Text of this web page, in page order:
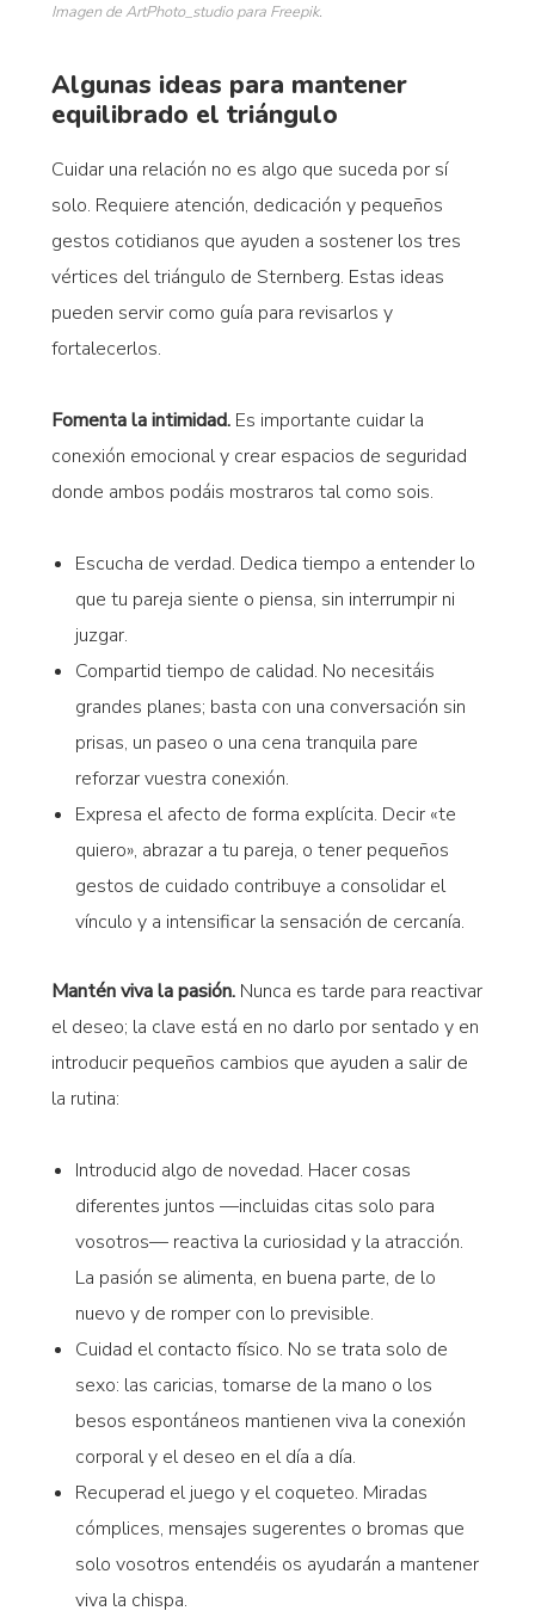
Imagen de ArtPhoto_studio para Freepik.
Algunas ideas para mantener
equilibrado el triángulo
Cuidar una relación no es algo que suceda por sí
solo. Requiere atención, dedicación y pequeños
gestos cotidianos que ayuden a sostener los tres
vértices del triángulo de Sternberg. Estas ideas
pueden servir como guía para revisarlos y
fortalecerlos.
Fomenta la intimidad.Es importante cuidar la
conexión emocional y crear espacios de seguridad
donde ambos podáis mostraros tal como sois.
Escucha de verdad. Dedica tiempo a entender lo
que tu pareja siente o piensa, sin interrumpir ni
juzgar.
Compartid tiempo de calidad. No necesitáis
grandes planes; basta con una conversación sin
prisas, un paseo o una cena tranquila pare
reforzar vuestra conexión.
Expresa el afecto de forma explícita. Decir «te
quiero», abrazar a tu pareja, o tener pequeños
gestos de cuidado contribuye a consolidar el
vínculo y a intensificar la sensación de cercanía.
Mantén viva la pasión.Nunca es tarde para reactivar
el deseo; la clave está en no darlo por sentado y en
introducir pequeños cambios que ayuden a salir de
la rutina:
Introducid algo de novedad. Hacer cosas
diferentes juntos —incluidas citas solo para
vosotros— reactiva la curiosidad y la atracción.
La pasión se alimenta, en buena parte, de lo
nuevo y de romper con lo previsible.
Cuidad el contacto físico. No se trata solo de
sexo: las caricias, tomarse de la mano o los
besos espontáneos mantienen viva la conexión
corporal y el deseo en el día a día.
Recuperad el juego y el coqueteo. Miradas
cómplices, mensajes sugerentes o bromas que
solo vosotros entendéis os ayudarán a mantener
viva la chispa.